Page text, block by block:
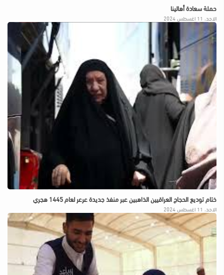
حملة سعادة أهالينا
الاحد، 11 اغسطس 2024
ختام توديع الحجاج العراقيين الذاهبين عبر منفذ جديدة عرعر لعام 1445 هجري
الاحد، 11 اغسطس 2024